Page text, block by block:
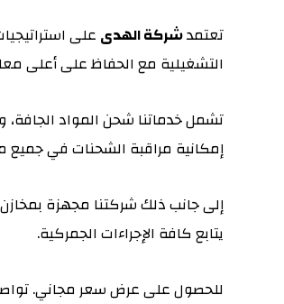
تعتمدشركة الهدى على
التشغيلية مع الحفاظ على أعلى
تشمل خدماتنا شحن المواد الجافة،
إمكانية مراقبة الشحنات في جميع
إلى جانب ذلك شركتنا مجهزة
يتابع كافة الإجراءات الجمركية.
للحصول على عرض سعر مجاني.